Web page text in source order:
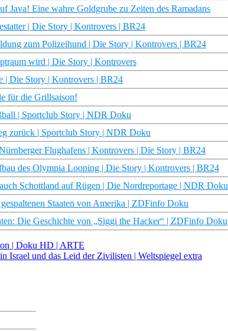
Java! Eine wahre Goldgrube zu Zeiten des Ramadans
| Die Story | Kontrovers | BR24
zum Polizeihund | Die Story | Kontrovers | BR24
wird | Die Story | Kontrovers
| Die Story | Kontrovers | BR24
für die Grillsaison!
| Sportclub Story | NDR Doku
zurück | Sportclub Story | NDR Doku
Flughafens | Kontrovers | Die Story | BR24
des Olympia Looping | Die Story | Kontrovers | BR24
Schottland auf Rügen | Die Nordreportage | NDR Doku
Staaten von Amerika | ZDFinfo Doku
Die Geschichte von „Siggi the Hacker“ | ZDFinfo Doku
| Doku HD | ARTE
Israel und das Leid der Zivilisten | Weltspiegel extra